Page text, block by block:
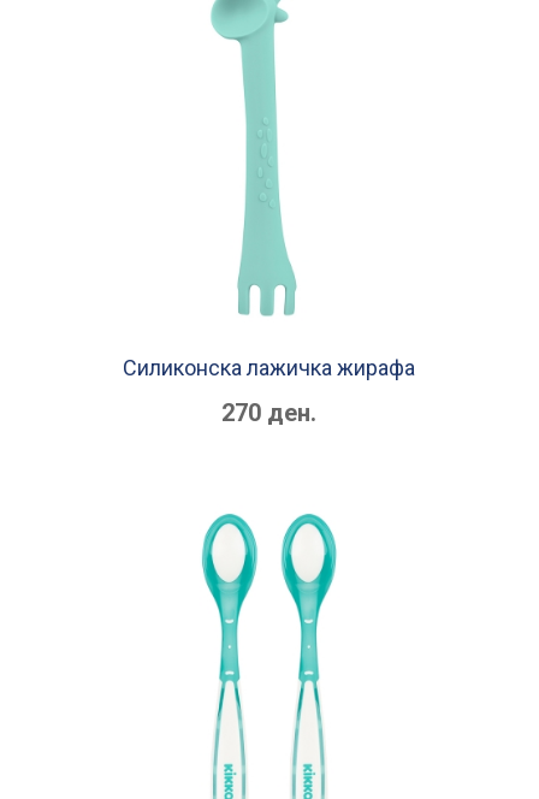
Силиконска лажичка жирафа
270 ден.